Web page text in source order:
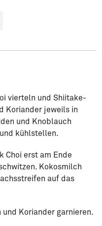
vierteln und Shiitake-
Koriander jeweils in
und Knoblauch
kühlstellen.
Choi erst am Ende
Kokosmilch
auf das
Koriander garnieren.